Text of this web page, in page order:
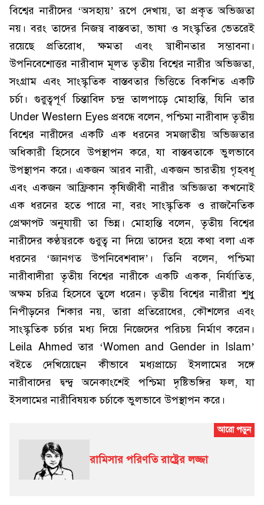
বিশ্বের নারীদের ‘অসহায়’ রূপে দেখায়, তা প্রকৃত অভিজ্ঞতা
নয়। বরং তাদের নিজস্ব বাস্তবতা, ভাষা ও সংস্কৃতির ভেতরেই
রয়েছে প্রতিরোধ, ক্ষমতা এবং স্বাধীনতার সম্ভাবনা।
উপনিবেশোত্তর নারীবাদ মূলত তৃতীয় বিশ্বের নারীর অভিজ্ঞতা,
সংগ্রাম এবং সাংস্কৃতিক বাস্তবতার ভিত্তিতে বিকশিত একটি
চর্চা। গুরুত্বপূর্ণ চিন্তাবিদ চন্দ্র তালপাড়ে মোহান্তি, যিনি তার
Under Western Eyes প্রবন্ধে বলেন, পশ্চিমা নারীবাদ তৃতীয়
বিশ্বের নারীদের একটি এক ধরনের সমজাতীয় অভিজ্ঞতার
অধিকারী হিসেবে উপস্থাপন করে, যা বাস্তবতাকে ভুলভাবে
উপস্থাপন করে। একজন আরব নারী, একজন ভারতীয় গৃহবধূ
এবং একজন আফ্রিকান কৃষিজীবী নারীর অভিজ্ঞতা কখনোই
এক ধরনের হতে পারে না, বরং সাংস্কৃতিক ও রাজনৈতিক
প্রেক্ষাপট অনুযায়ী তা ভিন্ন। মোহান্তি বলেন, তৃতীয় বিশ্বের
নারীদের কণ্ঠস্বরকে গুরুত্ব না দিয়ে তাদের হয়ে কথা বলা এক
ধরনের ‘জ্ঞানগত উপনিবেশবাদ’। তিনি বলেন, পশ্চিমা
নারীবাদীরা তৃতীয় বিশ্বের নারীকে একটি একক, নির্যাতিত,
অক্ষম চরিত্র হিসেবে তুলে ধরেন। তৃতীয় বিশ্বের নারীরা শুধু
নিপীড়নের শিকার নয়, তারা প্রতিরোধের, কৌশলের এবং
সাংস্কৃতিক চর্চার মধ্য দিয়ে নিজেদের পরিচয় নির্মাণ করেন।
Leila Ahmed তার ‘Women and Gender in Islam’
বইতে দেখিয়েছেন কীভাবে মধ্যপ্রাচ্যে ইসলামের সঙ্গে
নারীবাদের দ্বন্দ্ব অনেকাংশেই পশ্চিমা দৃষ্টিভঙ্গির ফল, যা
ইসলামের নারীবিষয়ক চর্চাকে ভুলভাবে উপস্থাপন করে।
রামিসার পরিণতি রাষ্ট্রের লজ্জা